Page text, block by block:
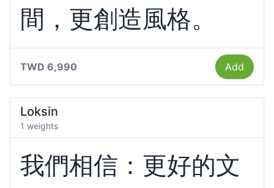
間，更創造風格。
TWD 6,990 Add
Loksin
1 weights
我們相信：更好的文